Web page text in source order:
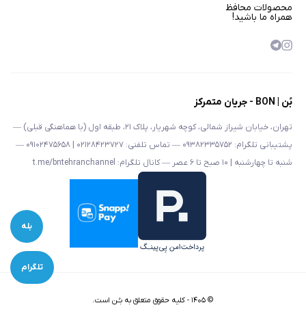
محصولات محافظ
همراه ما باشید!
بُن | BON - جریان متمرکز
تهران، خیابان شیراز شمالی، کوچه شهریار، پلاک ۲۱، طبقه اول (با هماهنگی قبلی) —
پشتیبانی تلگرام: ۰۹۳۸۲۳۳۵۷۵۲ — تماس تلفنی: ۰۲۱۲۸۴۲۳۷۲۷ | ۰۹۱۰۲۴۷۵۶۵۸ —
شنبه تا چهارشنبه | ۱۰ صبح تا ۶ عصر — کانال تلگرام: t.me/bntehranchannel
© ۱۴۰۵ - کلیه حقوق متعلق به بـُـن است.
تلگرام
بله